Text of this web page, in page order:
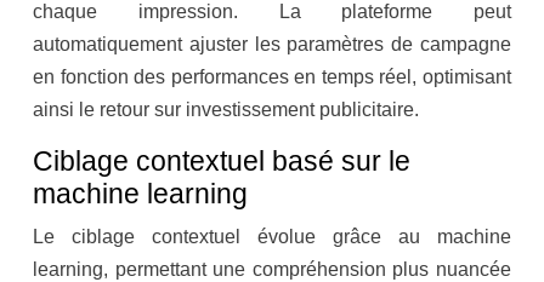
chaque impression. La plateforme peut
automatiquement ajuster les paramètres de campagne
en fonction des performances en temps réel, optimisant
ainsi le retour sur investissement publicitaire.
Ciblage contextuel basé sur le
machine learning
Le ciblage contextuel évolue grâce au machine
learning, permettant une compréhension plus nuancée